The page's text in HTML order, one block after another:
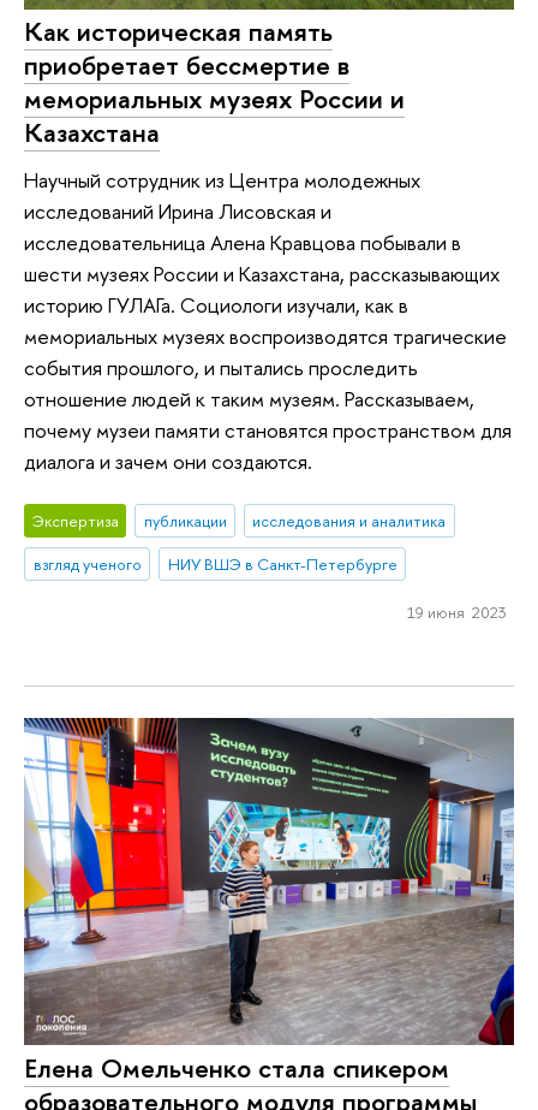
Как историческая память
приобретает бессмертие в
мемориальных музеях России и
Казахстана
Научный сотрудник из Центра молодежных
исследований Ирина Лисовская и
исследовательница Алена Кравцова побывали в
шести музеях России и Казахстана, рассказывающих
историю ГУЛАГа. Социологи изучали, как в
мемориальных музеях воспроизводятся трагические
события прошлого, и пытались проследить
отношение людей к таким музеям. Рассказываем,
почему музеи памяти становятся пространством для
диалога и зачем они создаются.
Экспертиза публикации
исследования и аналитика
взгляд ученого
НИУ ВШЭ в Санкт-Петербурге
19 июня 2023
Елена Омельченко стала спикером
образовательного модуля программы